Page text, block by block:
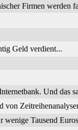
Firmen werden
Geld verdient...
Und das
von
wenige Tausend Euros